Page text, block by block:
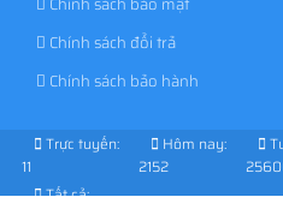
Chính sách đổi trả
Chính sách bảo hành
Trực tuyến:
11
Hôm nay:
2152
Tất cả: